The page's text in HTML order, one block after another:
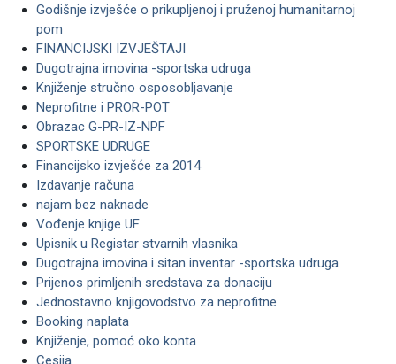
Godišnje izvješće o prikupljenoj i pruženoj humanitarnoj
pom
FINANCIJSKI IZVJEŠTAJI
Dugotrajna imovina -sportska udruga
Knjiženje stručno osposobljavanje
Neprofitne i PROR-POT
Obrazac G-PR-IZ-NPF
SPORTSKE UDRUGE
Financijsko izvješće za 2014
Izdavanje računa
najam bez naknade
Vođenje knjige UF
Upisnik u Registar stvarnih vlasnika
Dugotrajna imovina i sitan inventar -sportska udruga
Prijenos primljenih sredstava za donaciju
Jednostavno knjigovodstvo za neprofitne
Booking naplata
Knjiženje, pomoć oko konta
Cesija